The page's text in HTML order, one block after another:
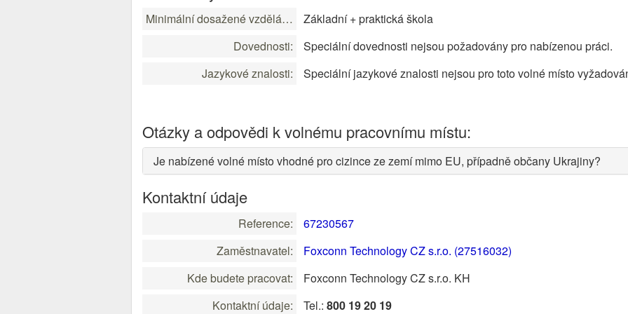
Minimální dosažené vzdělání:
Základní + praktická škola
Dovednosti:
Speciální dovednosti nejsou požadovány pro nabízenou práci.
Jazykové znalosti:
Speciální jazykové znalosti nejsou pro toto volné místo
Otázky a odpovědi k volnému pracovnímu místu:
Je nabízené volné místo vhodné pro cizince ze zemí mimo EU, případně občany Ukrajiny?
Kontaktní údaje
Reference:
67230567
Zaměstnavatel:
Foxconn Technology CZ s.r.o. (27516032)
Kde budete pracovat:
Foxconn Technology CZ s.r.o. KH
Kontaktní údaje:
Tel.: 800 19 20 19